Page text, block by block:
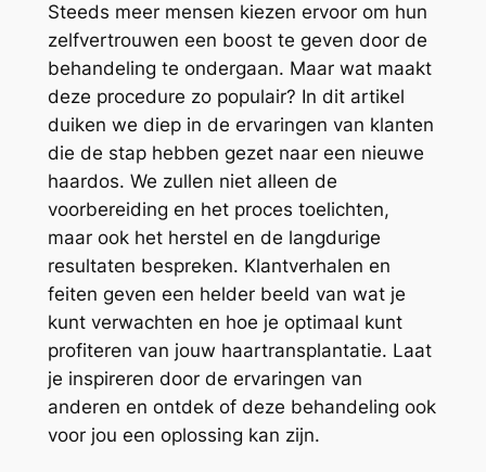
Steeds meer mensen kiezen ervoor om hun
zelfvertrouwen een boost te geven door de
behandeling te ondergaan. Maar wat maakt
deze procedure zo populair? In dit artikel
duiken we diep in de ervaringen van klanten
die de stap hebben gezet naar een nieuwe
haardos. We zullen niet alleen de
voorbereiding en het proces toelichten,
maar ook het herstel en de langdurige
resultaten bespreken. Klantverhalen en
feiten geven een helder beeld van wat je
kunt verwachten en hoe je optimaal kunt
profiteren van jouw haartransplantatie. Laat
je inspireren door de ervaringen van
anderen en ontdek of deze behandeling ook
voor jou een oplossing kan zijn.